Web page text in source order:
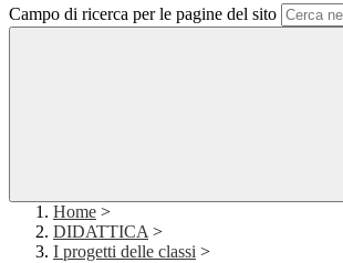
Campo di ricerca per le pagine del sito
Home >
DIDATTICA >
I progetti delle classi >